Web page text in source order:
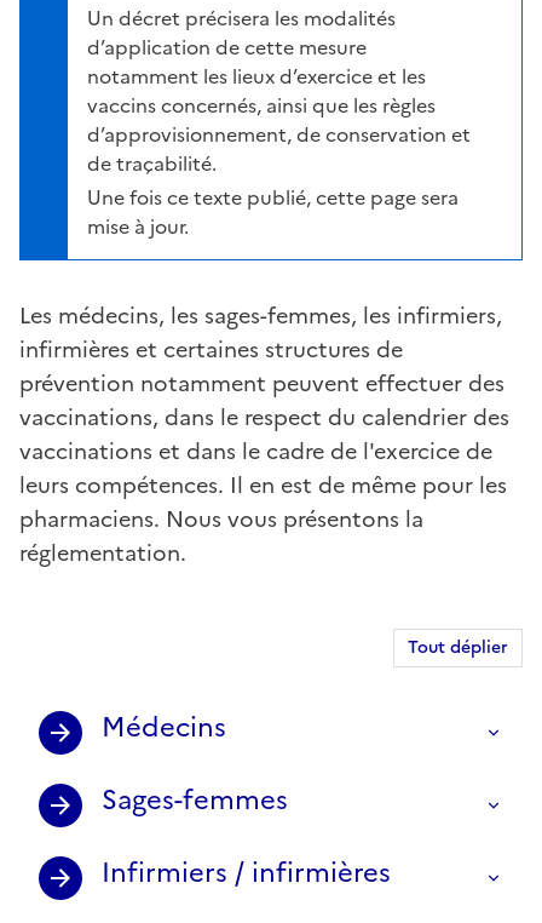
Un décret précisera les modalités
d’application de cette mesure
notamment les lieux d’exercice et les
vaccins concernés, ainsi que les règles
d’approvisionnement, de conservation et
de traçabilité.
Une fois ce texte publié, cette page sera
mise à jour.
Les médecins, les sages-femmes, les infirmiers,
infirmières et certaines structures de
prévention notamment peuvent effectuer des
vaccinations, dans le respect du calendrier des
vaccinations et dans le cadre de l'exercice de
leurs compétences. Il en est de même pour les
pharmaciens. Nous vous présentons la
réglementation.
Tout déplier
Médecins
Sages-femmes
Infirmiers / infirmières